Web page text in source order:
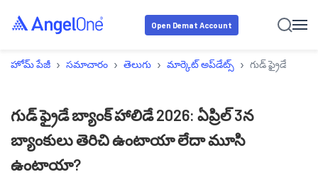
Open Demat Account
హోమ్ పేజీ › సమాచారం › తెలుగు › మార్కెట్ అప్‌డేట్స్ › గుడ్ ఫ్రైడే
గుడ్ ఫ్రైడే బ్యాంక్ హాలిడే 2026: ఏప్రిల్ 3న
బ్యాంకులు తెరిచి ఉంటాయా లేదా మూసి
ఉంటాయా?